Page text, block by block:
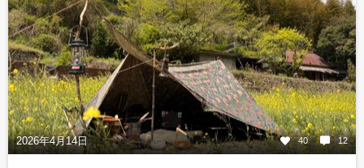
2026年4月14日 40 12